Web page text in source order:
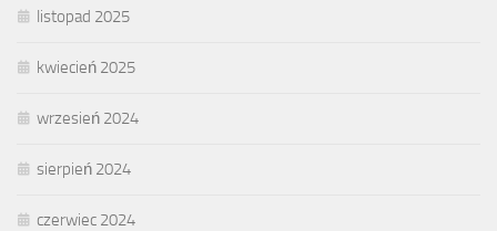
listopad 2025
kwiecień 2025
wrzesień 2024
sierpień 2024
czerwiec 2024